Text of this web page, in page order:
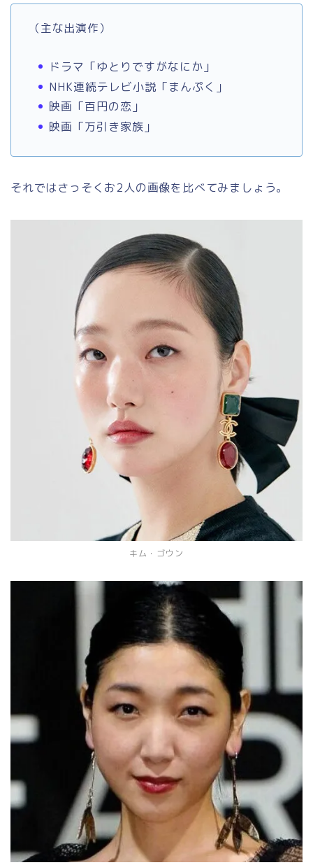
（主な出演作）
ドラマ「ゆとりですがなにか」
NHK連続テレビ小説「まんぷく」
映画「百円の恋」
映画「万引き家族」
それではさっそくお2人の画像を比べてみましょう。
キム・ゴウン